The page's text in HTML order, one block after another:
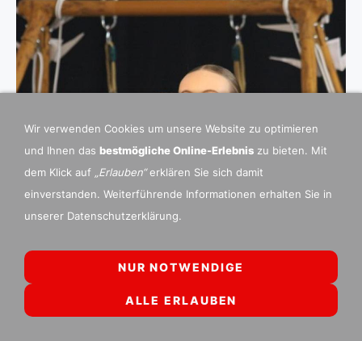
Wir verwenden Cookies um unsere Website zu optimieren
und Ihnen das bestmögliche Online-Erlebnis zu bieten. Mit
dem Klick auf
„Erlauben“erklären Sie sich damit
einverstanden. Weiterführende Informationen erhalten Sie in
unserer Datenschutzerklärung.
NUR NOTWENDIGE
ALLE ERLAUBEN